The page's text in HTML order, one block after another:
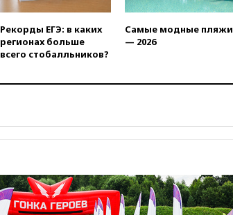
Зеленский впервые
в Сербию
19:19
18:47Школьники из РФ стали
абсолютными чемпионами на
олимпиаде по ИИ
Рекорды ЕГЭ: в каких
регионах больше
всего стобалльников?
Самые модные пляжи
— 2026